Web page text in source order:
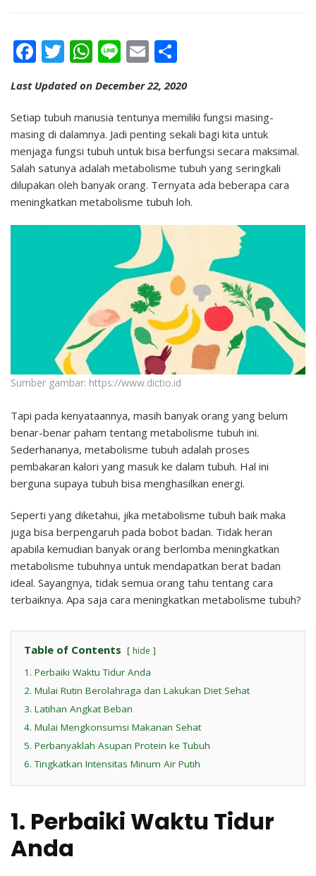
Facebook
Twitter
WhatsApp
LineEmail
Last Updated on December 22, 2020
Setiap tubuh manusia tentunya memiliki fungsi masing-
masing di dalamnya. Jadi penting sekali bagi kita untuk
menjaga fungsi tubuh untuk bisa berfungsi secara maksimal.
Salah satunya adalah metabolisme tubuh yang seringkali
dilupakan oleh banyak orang. Ternyata ada beberapa cara
meningkatkan metabolisme tubuh loh.
Sumber gambar: https://www.dictio.id
Tapi pada kenyataannya, masih banyak orang yang belum
benar-benar paham tentang metabolisme tubuh ini.
Sederhananya, metabolisme tubuh adalah proses
pembakaran kalori yang masuk ke dalam tubuh. Hal ini
berguna supaya tubuh bisa menghasilkan energi.
Seperti yang diketahui, jika metabolisme tubuh baik maka
juga bisa berpengaruh pada bobot badan. Tidak heran
apabila kemudian banyak orang berlomba meningkatkan
metabolisme tubuhnya untuk mendapatkan berat badan
ideal. Sayangnya, tidak semua orang tahu tentang cara
terbaiknya. Apa saja cara meningkatkan metabolisme tubuh?
Table of Contents hide
1. Perbaiki Waktu Tidur Anda
2. Mulai Rutin Berolahraga dan Lakukan Diet Sehat
3. Latihan Angkat Beban
4. Mulai Mengkonsumsi Makanan Sehat
5. Perbanyaklah Asupan Protein ke Tubuh
6. Tingkatkan Intensitas Minum Air Putih
1. Perbaiki Waktu Tidur
Anda